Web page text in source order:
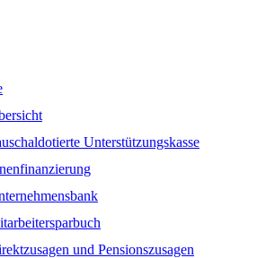
Unterstützungskasse
und Pensionszusagen